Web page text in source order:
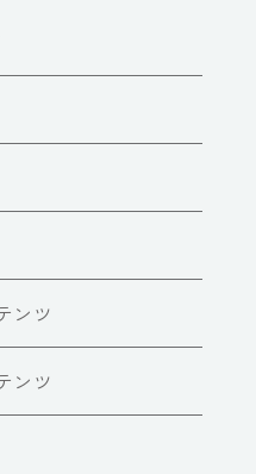
ンツ
ンツ